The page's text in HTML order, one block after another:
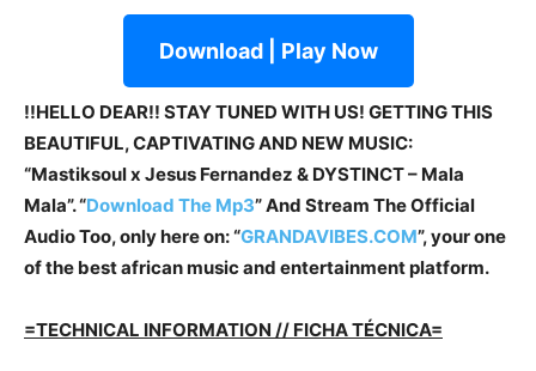
Download | Play Now
!!HELLO DEAR!! STAY TUNED WITH US! GETTING THIS
BEAUTIFUL, CAPTIVATING AND NEW MUSIC:
“Mastiksoul x Jesus Fernandez & DYSTINCT – Mala
Mala”. “Download The Mp3” And Stream The Official
Audio Too, only here on: “GRANDAVIBES.COM”, your one
of the best african music and entertainment platform.
=TECHNICAL INFORMATION // FICHA TÉCNICA=